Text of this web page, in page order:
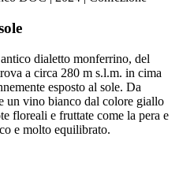
dialetto monferrino, del
a circa 280 m s.l.m. in cima
esposto al sole. Da
un vino bianco dal colore giallo
floreali e fruttate come la pera e
e molto equilibrato.